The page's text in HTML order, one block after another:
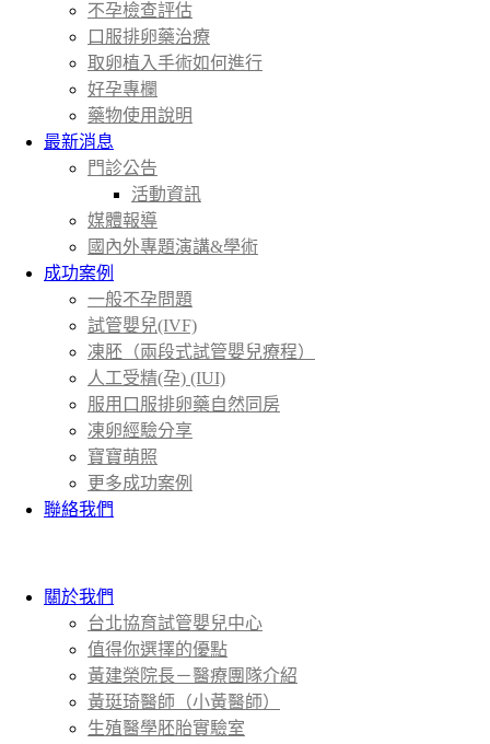
不孕檢查評估
口服排卵藥治療
取卵植入手術如何進行
好孕專欄
藥物使用說明
最新消息
門診公告
活動資訊
媒體報導
國內外專題演講&學術
成功案例
一般不孕問題
試管嬰兒(IVF)
凍胚（兩段式試管嬰兒療程）
人工受精(孕) (IUI)
服用口服排卵藥自然同房
凍卵經驗分享
寶寶萌照
更多成功案例
聯絡我們
關於我們
台北協育試管嬰兒中心
值得你選擇的優點
黃建榮院長－醫療團隊介紹
黃珽琦醫師（小黃醫師）
生殖醫學胚胎實驗室